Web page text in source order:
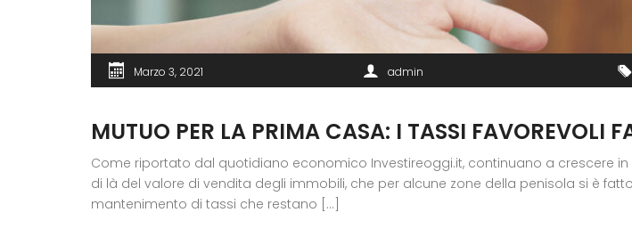
Marzo 3, 2021 admin
MUTUO PER LA PRIMA CASA: I TASSI FAVOREVOLI
Come riportato dal quotidiano economico Investireoggi.it, continuano a crescere
di là del valore di vendita degli immobili, che per alcune zone della penisola si è
mantenimento di tassi che restano […]